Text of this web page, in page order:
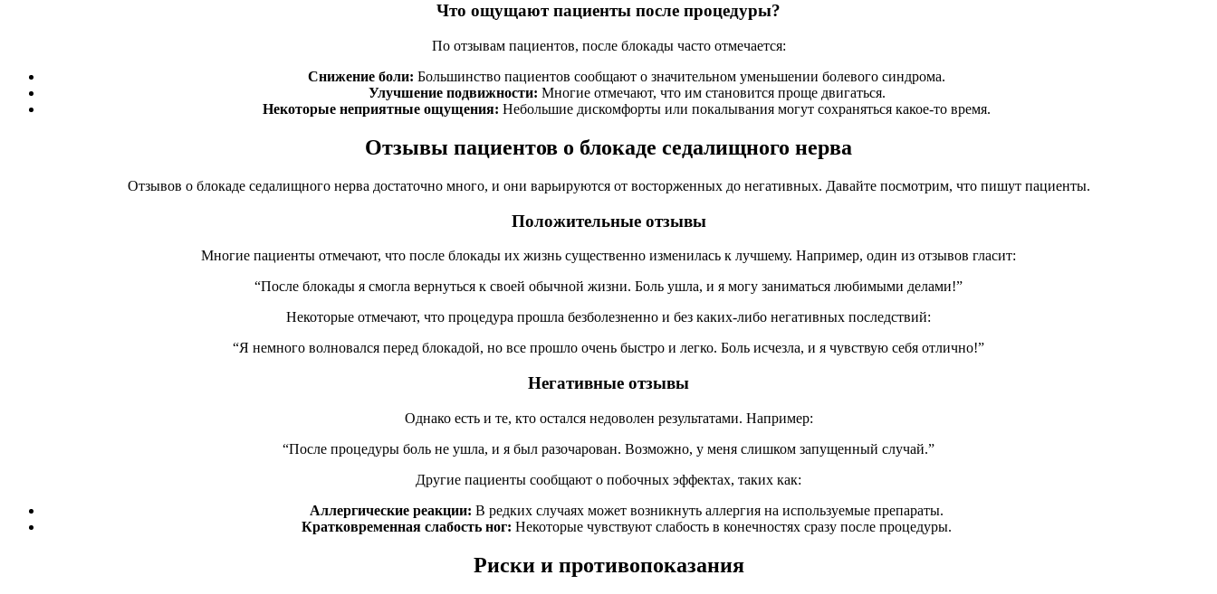
Что ощущают пациенты после процедуры?
По отзывам пациентов, после блокады часто отмечается:
Снижение боли: Большинство пациентов сообщают о значительном уменьшении болевого синдрома.
Улучшение подвижности: Многие отмечают, что им становится проще двигаться.
Некоторые неприятные ощущения: Небольшие дискомфорты или покалывания могут сохраняться какое-то время.
Отзывы пациентов о блокаде седалищного нерва
Отзывов о блокаде седалищного нерва достаточно много, и они варьируются от восторженных до негативных. Давайте посмотрим, что пишут пациенты.
Положительные отзывы
Многие пациенты отмечают, что после блокады их жизнь существенно изменилась к лучшему. Например, один из отзывов гласит:
“После блокады я смогла вернуться к своей обычной жизни. Боль ушла, и я могу заниматься любимыми делами!”
Некоторые отмечают, что процедура прошла безболезненно и без каких-либо негативных последствий:
“Я немного волновался перед блокадой, но все прошло очень быстро и легко. Боль исчезла, и я чувствую себя отлично!”
Негативные отзывы
Однако есть и те, кто остался недоволен результатами. Например:
“После процедуры боль не ушла, и я был разочарован. Возможно, у меня слишком запущенный случай.”
Другие пациенты сообщают о побочных эффектах, таких как:
Аллергические реакции: В редких случаях может возникнуть аллергия на используемые препараты.
Кратковременная слабость ног: Некоторые чувствуют слабость в конечностях сразу после процедуры.
Риски и противопоказания